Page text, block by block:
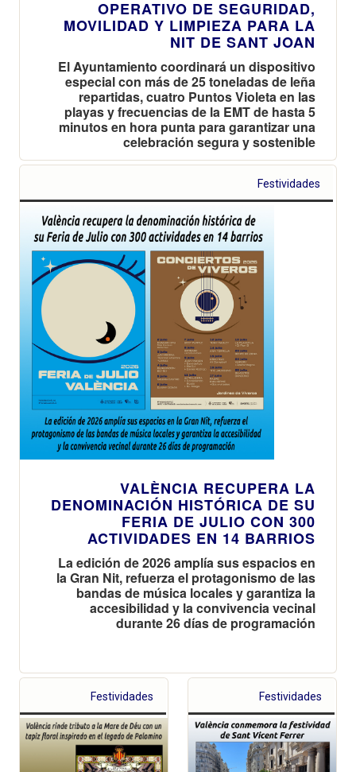
OPERATIVO DE SEGURIDAD,
MOVILIDAD Y LIMPIEZA PARA LA
NIT DE SANT JOAN
El Ayuntamiento coordinará un dispositivo
especial con más de 25 toneladas de leña
repartidas, cuatro Puntos Violeta en las
playas y frecuencias de la EMT de hasta 5
minutos en hora punta para garantizar una
celebración segura y sostenible
Festividades
VALÈNCIA RECUPERA LA
DENOMINACIÓN HISTÓRICA DE SU
FERIA DE JULIO CON 300
ACTIVIDADES EN 14 BARRIOS
La edición de 2026 amplía sus espacios en
la Gran Nit, refuerza el protagonismo de las
bandas de música locales y garantiza la
accesibilidad y la convivencia vecinal
durante 26 días de programación
Festividades Festividades